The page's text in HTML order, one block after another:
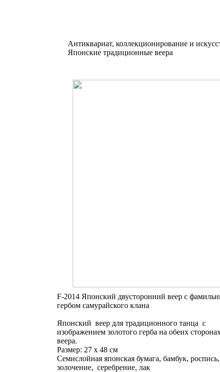
Антиквариат, коллекционирование и
Японские традиционные веера
F-2014 Японский двусторонний веер с
гербом самурайского клана
Японский веер для традиционного танца с
изображением золотого герба на обеих
веера.
Размер: 27 х 48 см
Семислойная японская бумага, бамбук, роспись,
золочение, серебрение, лак